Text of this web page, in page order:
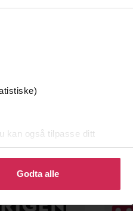
kan også tilpasse ditt
eller endre ditt samtykke.
Godta alle